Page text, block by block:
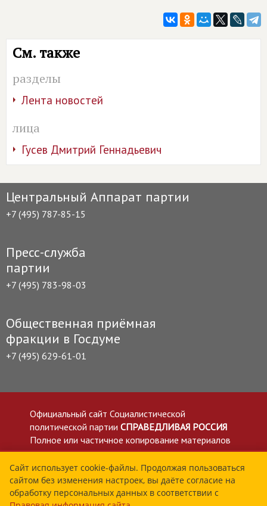
См. также
разделы
Лента новостей
лица
Гусев Дмитрий Геннадьевич
Центральный Аппарат партии
+7 (495) 787-85-15
Пресс-служба
партии
+7 (495) 783-98-03
Общественная приёмная
фракции в Госдуме
+7 (495) 629-61-01
Официальный сайт Социалистической
политической партии СПРАВЕДЛИВАЯ РОССИЯ
Полное или частичное копирование материалов
приветствуется со ссылкой на сайт spravedlivo.ru
Политика в отношении обработки персональных
данных
Все материалы сайта spravedlivo.ru доступны по
Сайт использует cookie-файлы. Продолжая пользоваться
сайтом без изменения настроек, вы даёте согласие на
обработку персональных данных в соответствии с